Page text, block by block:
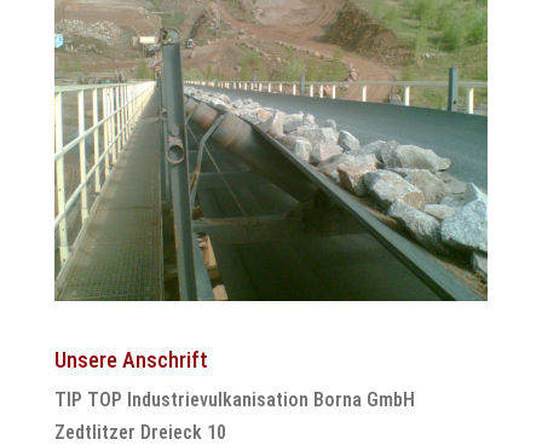
Unsere Anschrift
TIP TOP Industrievulkanisation Borna GmbH
Zedtlitzer Dreieck 10